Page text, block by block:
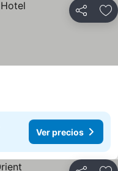
Compartir
Ver precios